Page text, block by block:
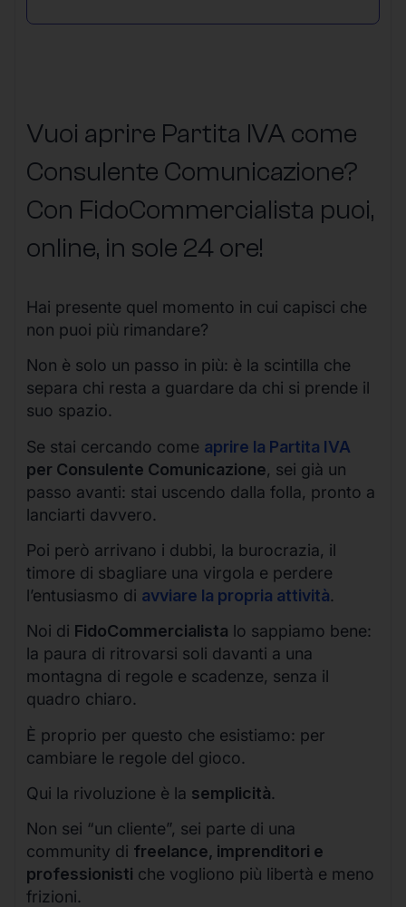
Vuoi aprire Partita IVA come
Consulente Comunicazione?
Con FidoCommercialista puoi,
online, in sole 24 ore!
Hai presente quel momento in cui capisci che
non puoi più rimandare?
Non è solo un passo in più: è la scintilla che
separa chi resta a guardare da chi si prende il
suo spazio.
Se stai cercando come aprire la Partita IVA
per Consulente Comunicazione, sei già un
passo avanti: stai uscendo dalla folla, pronto a
lanciarti davvero.
Poi però arrivano i dubbi, la burocrazia, il
timore di sbagliare una virgola e perdere
l’entusiasmo di avviare la propria attività.
Noi di FidoCommercialista lo sappiamo bene:
la paura di ritrovarsi soli davanti a una
montagna di regole e scadenze, senza il
quadro chiaro.
È proprio per questo che esistiamo: per
cambiare le regole del gioco.
Qui la rivoluzione è la semplicità.
Non sei “un cliente”, sei parte di una
community di freelance, imprenditori e
professionisti che vogliono più libertà e meno
frizioni.